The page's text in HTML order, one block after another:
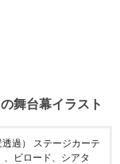
舞台幕イラスト
過） ステージカーテ
ビロード、シアタ